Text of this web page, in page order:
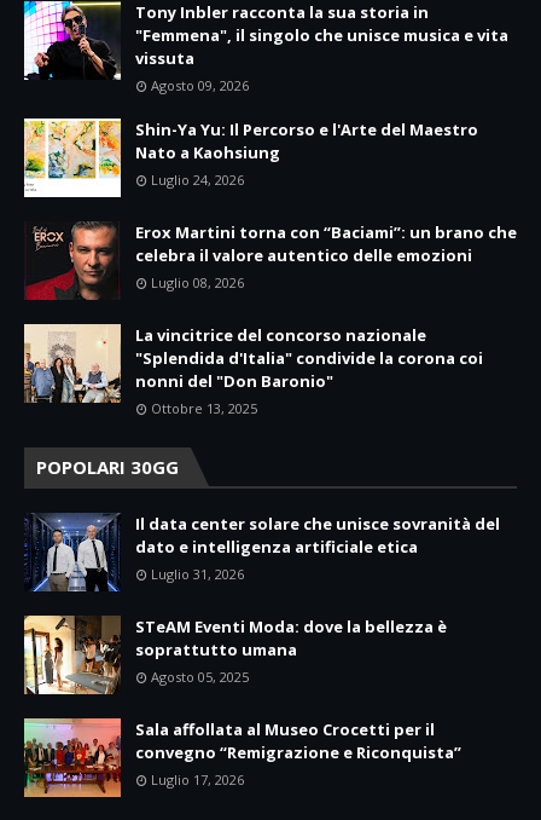
Tony Inbler racconta la sua storia in
"Femmena", il singolo che unisce musica e vita
vissuta
Agosto 09, 2026
Shin-Ya Yu: Il Percorso e l'Arte del Maestro
Nato a Kaohsiung
Luglio 24, 2026
Erox Martini torna con “Baciami”: un brano che
celebra il valore autentico delle emozioni
Luglio 08, 2026
La vincitrice del concorso nazionale
"Splendida d'Italia" condivide la corona coi
nonni del "Don Baronio"
Ottobre 13, 2025
POPOLARI 30GG
Il data center solare che unisce sovranità del
dato e intelligenza artificiale etica
Luglio 31, 2026
STeAM Eventi Moda: dove la bellezza è
soprattutto umana
Agosto 05, 2025
Sala affollata al Museo Crocetti per il
convegno “Remigrazione e Riconquista”
Luglio 17, 2026